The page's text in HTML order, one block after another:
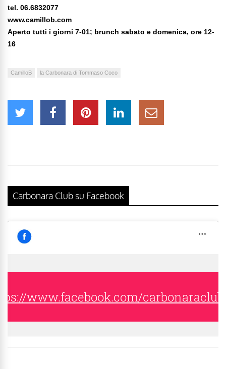
tel. 06.6832077
www.camillob.com
Aperto tutti i giorni 7-01; brunch sabato e domenica, ore 12-
16
CamilloB la Carbonara di Tommaso Coco
Carbonara Club su Facebook
www.facebook.com/